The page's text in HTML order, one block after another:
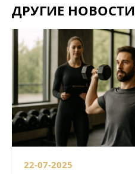
ДРУГИЕ НОВОСТИ
22-07-2025